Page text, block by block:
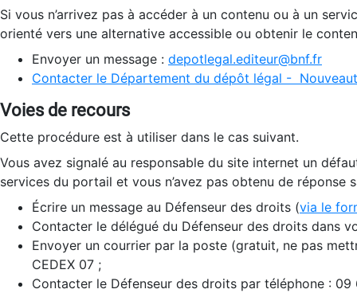
Si vous n’arrivez pas à accéder à un contenu ou à un
orienté vers une alternative accessible ou obtenir le
Envoyer un message : depotlegal.editeur@bnf.fr
Contacter le Département du dépôt légal -
Voies de recours
Cette procédure est à utiliser dans le cas suivant.
Vous avez signalé au responsable du site internet un
services du portail et vous n’avez pas obtenu de réponse
Écrire un message au Défenseur des droits (via le
Contacter le délégué du Défenseur des droits dans
Envoyer un courrier par la poste (gratuit, ne pas
CEDEX 07 ;
Contacter le Défenseur des droits par téléphone :